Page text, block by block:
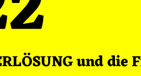
und die